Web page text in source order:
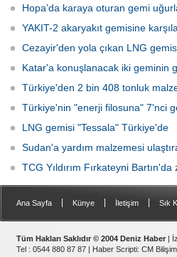
Hopa’da karaya oturan gemi
YAKIT-2 akaryakıt gemisine
Cezayir'den yola çıkan LNG
Katar'a konuşlanacak iki geminin
Türkiye'den 2 bin 408 tonluk
Türkiye'nin "enerji filosuna" 7'nci
LNG gemisi "Tessala" Türkiye'de
Sudan'a yardım malzemesi
TCG Yıldırım Fırkateyni Bartın'da
Ana Sayfa Künye İletişim Sık
Tüm Hakları Saklıdır © 2004 Deniz Haber |
Tel : 0544 880 87 87 | Haber Scripti: CM Bilişim